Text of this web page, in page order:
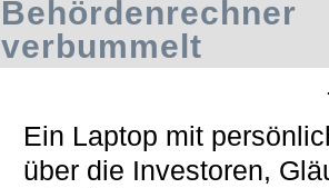
Behördenrechner
verbummelt
Ein Laptop mit
über die Investoren,